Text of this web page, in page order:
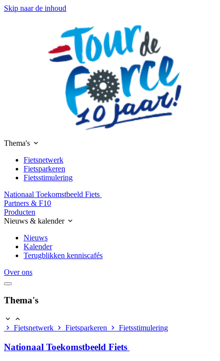
Skip naar de inhoud
Thema's
Fietsnetwerk
Fietsparkeren
Fietsstimulering
Nationaal Toekomstbeeld Fiets
Partners & F10
Producten
Nieuws & kalender
Nieuws
Kalender
Terugblikken kenniscafés
Over ons
Thema's
Fietsnetwerk Fietsparkeren Fietsstimulering
Nationaal Toekomstbeeld Fiets